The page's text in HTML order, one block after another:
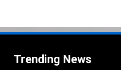
Trending News